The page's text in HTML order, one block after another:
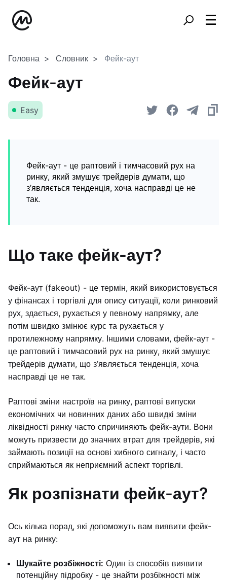
Головна Словник Фейк-аут
Фейк-аут
Easy
Фейк-аут - це раптовий і тимчасовий рух на
ринку, який змушує трейдерів думати, що
з’являється тенденція, хоча насправді це не
так.
Що таке фейк-аут?
Фейк-аут (fakeout) - це термін, який використовується
у фінансах і торгівлі для опису ситуації, коли ринковий
рух, здається, рухається у певному напрямку, але
потім швидко змінює курс та рухається у
протилежному напрямку. Іншими словами, фейк-аут -
це раптовий і тимчасовий рух на ринку, який змушує
трейдерів думати, що з’являється тенденція, хоча
насправді це не так.
Раптові зміни настроїв на ринку, раптові випуски
економічних чи новинних даних або швидкі зміни
ліквідності ринку часто спричиняють фейк-аути. Вони
можуть призвести до значних втрат для трейдерів, які
займають позиції на основі хибного сигналу, і часто
сприймаються як неприємний аспект торгівлі.
Як розпізнати фейк-аут?
Ось кілька порад, які допоможуть вам виявити фейк-
аут на ринку:
Шукайте розбіжності: Один із способів виявити
потенційну підробку - це знайти розбіжності між